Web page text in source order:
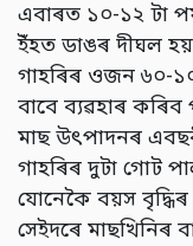
এবাৰত ১০-১২ টা
ইঁহত ডাঙৰ দীঘল
গাহৰিৰ ওজন ৬০-
বাবে ব্যৱহাৰ কৰিব
মাছ উৎপাদনৰ
গাহৰিৰ দুটা গোট
যোনেকৈ বয়স
সেইদৰে মাছখিনিৰ